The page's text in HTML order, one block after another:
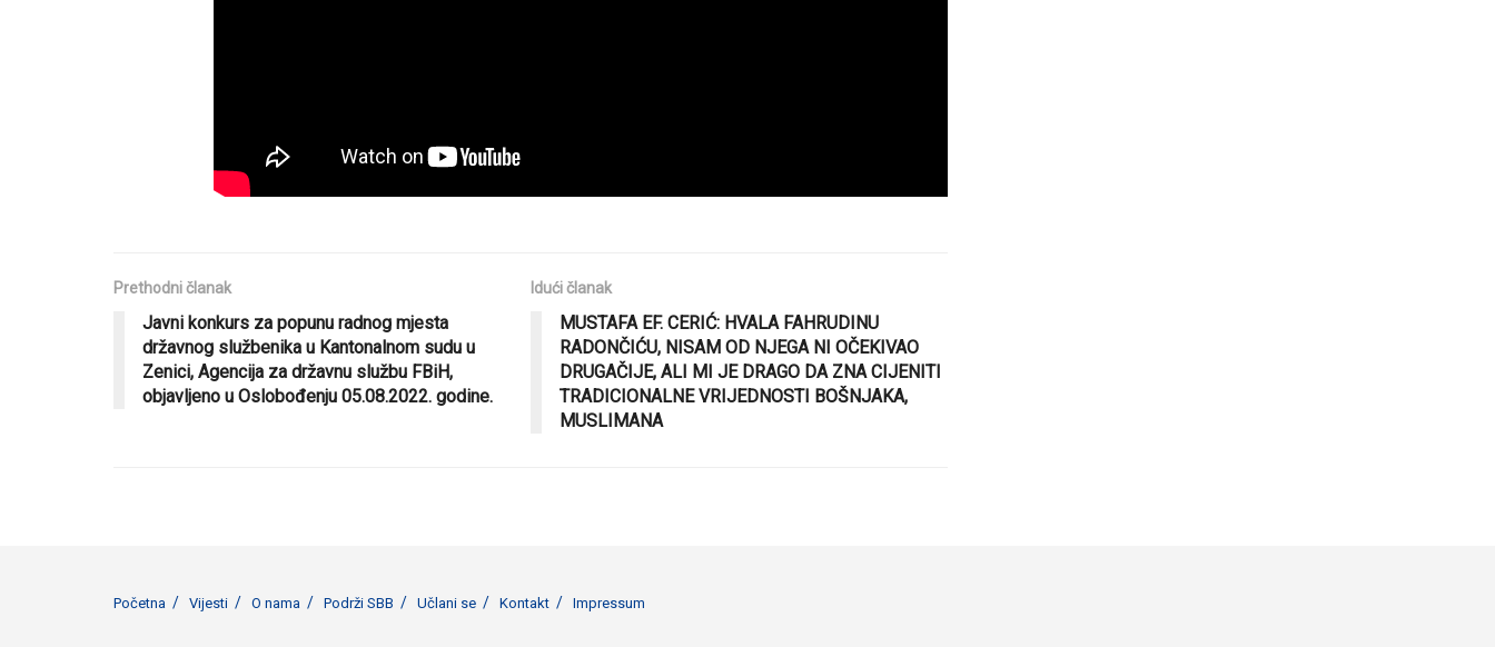
Prethodni članak
Javni konkurs za popunu radnog mjesta
državnog službenika u Kantonalnom sudu u
Zenici, Agencija za državnu službu FBiH,
objavljeno u Oslobođenju 05.08.2022. godine.
Idući članak
MUSTAFA EF. CERIĆ: HVALA FAHRUDINU
RADONČIĆU, NISAM OD NJEGA NI OČEKIVAO
DRUGAČIJE, ALI MI JE DRAGO DA ZNA CIJENITI
TRADICIONALNE VRIJEDNOSTI BOŠNJAKA,
MUSLIMANA
Početna Vijesti O nama Podrži SBB Učlani se Kontakt Impressum